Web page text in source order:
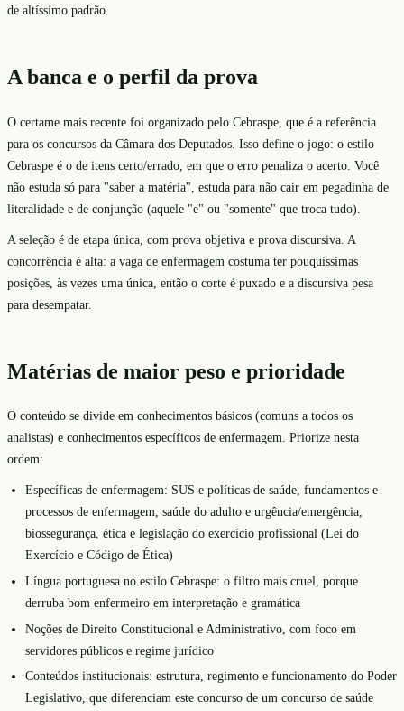
de altíssimo padrão.
A banca e o perfil da prova
O certame mais recente foi organizado pelo Cebraspe, que é a referência
para os concursos da Câmara dos Deputados. Isso define o jogo: o estilo
Cebraspe é o de itens certo/errado, em que o erro penaliza o acerto. Você
não estuda só para "saber a matéria", estuda para não cair em pegadinha de
literalidade e de conjunção (aquele "e" ou "somente" que troca tudo).
A seleção é de etapa única, com prova objetiva e prova discursiva. A
concorrência é alta: a vaga de enfermagem costuma ter pouquíssimas
posições, às vezes uma única, então o corte é puxado e a discursiva pesa
para desempatar.
Matérias de maior peso e prioridade
O conteúdo se divide em conhecimentos básicos (comuns a todos os
analistas) e conhecimentos específicos de enfermagem. Priorize nesta
ordem:
Específicas de enfermagem: SUS e políticas de saúde, fundamentos e
processos de enfermagem, saúde do adulto e urgência/emergência,
biossegurança, ética e legislação do exercício profissional (Lei do
Exercício e Código de Ética)
Língua portuguesa no estilo Cebraspe: o filtro mais cruel, porque
derruba bom enfermeiro em interpretação e gramática
Noções de Direito Constitucional e Administrativo, com foco em
servidores públicos e regime jurídico
Conteúdos institucionais: estrutura, regimento e funcionamento do Poder
Legislativo, que diferenciam este concurso de um concurso de saúde